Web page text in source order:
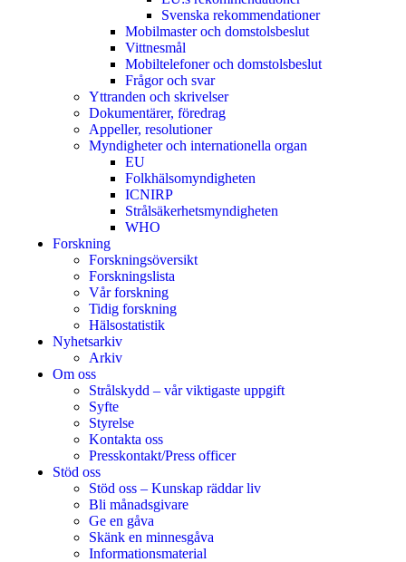
Svenska rekommendationer
Mobilmaster och domstolsbeslut
Vittnesmål
Mobiltelefoner och domstolsbeslut
Frågor och svar
Yttranden och skrivelser
Dokumentärer, föredrag
Appeller, resolutioner
Myndigheter och internationella organ
EU
Folkhälsomyndigheten
ICNIRP
Strålsäkerhetsmyndigheten
WHO
Forskning
Forskningsöversikt
Forskningslista
Vår forskning
Tidig forskning
Hälsostatistik
Nyhetsarkiv
Arkiv
Om oss
Strålskydd – vår viktigaste uppgift
Syfte
Styrelse
Kontakta oss
Presskontakt/Press officer
Stöd oss
Stöd oss – Kunskap räddar liv
Bli månadsgivare
Ge en gåva
Skänk en minnesgåva
Informationsmaterial